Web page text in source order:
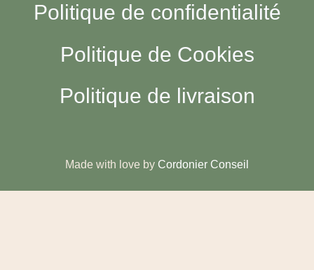
Politique de confidentialité
Politique de Cookies
Politique de livraison
Made with love by Cordonier Conseil